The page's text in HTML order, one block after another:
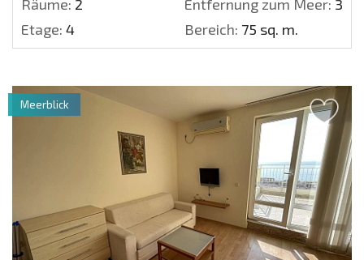
Räume: 2 Entfernung zum Meer: 300
Etage: 4 Bereich: 75 sq. m.
Meerblick